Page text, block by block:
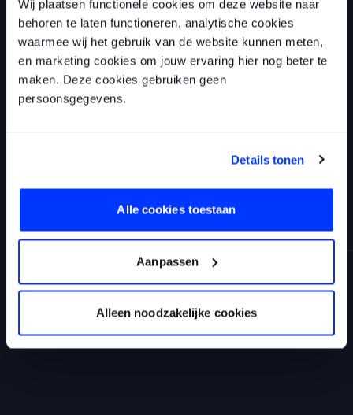
Wij plaatsen functionele cookies om deze website naar
behoren te laten functioneren, analytische cookies
waarmee wij het gebruik van de website kunnen meten,
en marketing cookies om jouw ervaring hier nog beter te
maken. Deze cookies gebruiken geen
persoonsgegevens.
Details tonen
Alle cookies toestaan
Aanpassen
Alleen noodzakelijke cookies
systemen automatisch informatie uitwisselen,